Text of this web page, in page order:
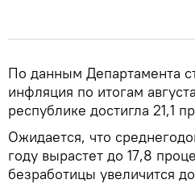
По данным Департамента
инфляция по итогам
республике достигла 21,1
Ожидается, что
году вырастет до 17,8
безработицы увеличится